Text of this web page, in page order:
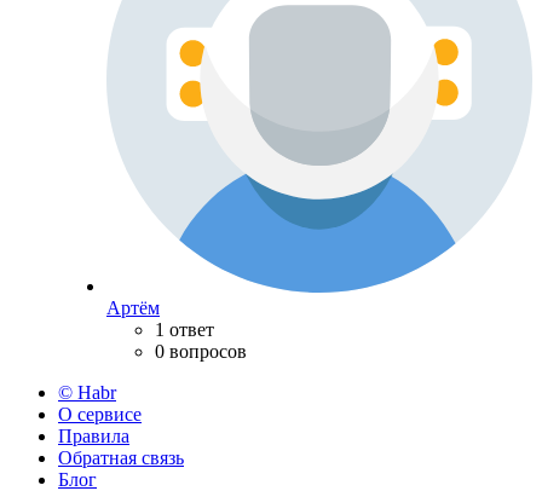
Артём
1 ответ
0 вопросов
© Habr
О сервисе
Правила
Обратная связь
Блог